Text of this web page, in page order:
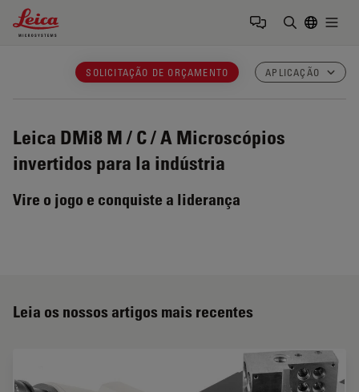
Leica Microsystems Logo
SOLICITAÇÃO DE ORÇAMENTO APLICAÇÃO
Leica DMi8 M / C / A Microscópios
invertidos para la indústria
Vire o jogo e conquiste a liderança
Leia os nossos artigos mais recentes